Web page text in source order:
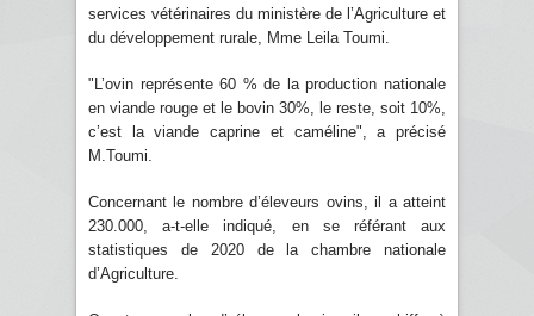
services vétérinaires du ministère de l’Agriculture et
du développement rurale, Mme Leila Toumi.
"L’ovin représente 60 % de la production nationale
en viande rouge et le bovin 30%, le reste, soit 10%,
c’est la viande caprine et caméline", a précisé
M.Toumi.
Concernant le nombre d’éleveurs ovins, il a atteint
230.000, a-t-elle indiqué, en se référant aux
statistiques de 2020 de la chambre nationale
d’Agriculture.